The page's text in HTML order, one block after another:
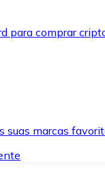
para comprar
suas marcas